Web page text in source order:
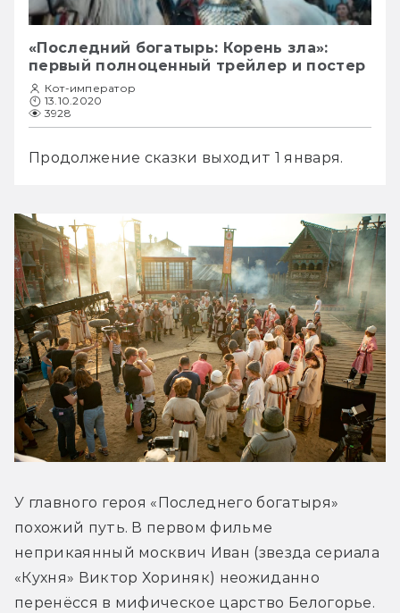
«Последний богатырь: Корень зла»:
первый полноценный трейлер и постер
Кот-император
13.10.2020
3928
Продолжение сказки выходит 1 января.
У главного героя «Последнего богатыря»
похожий путь. В первом фильме
неприкаянный москвич Иван (звезда сериала
«Кухня» Виктор Хориняк) неожиданно
перенёсся в мифическое царство Белогорье.